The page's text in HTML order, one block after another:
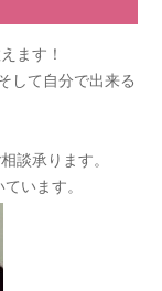
ます！
して自分で出来る
談承ります。
います。